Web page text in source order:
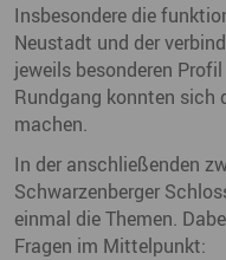
Insbesondere die
Neustadt und der
jeweils besonderen
Rundgang konnten sich
machen.
In der anschließenden
Schwarzenberger
einmal die Themen.
Fragen im Mittelpunkt: